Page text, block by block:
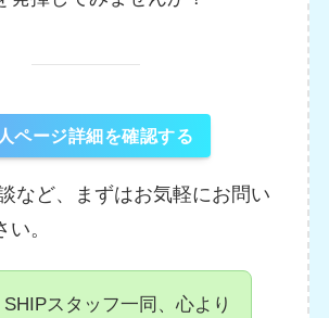
ページ詳細を確認する
など、まずはお気軽にお問い
。
SHIPスタッフ一同、心より